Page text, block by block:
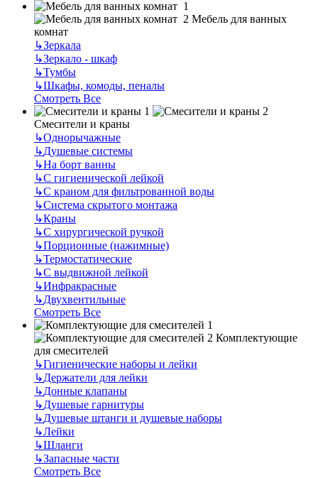
Мебель для ванных
комнат
↳Зеркала
↳Зеркало - шкаф
↳Тумбы
↳Шкафы, комоды, пеналы
Смотреть Все
Смесители и краны
↳Однорычажные
↳Душевые системы
↳На борт ванны
↳С гигиенической лейкой
↳С краном для фильтрованной воды
↳Система скрытого монтажа
↳Краны
↳С хирургической ручкой
↳Порционные (нажимные)
↳Термостатические
↳С выдвижной лейкой
↳Инфракрасные
↳Двухвентильные
Смотреть Все
Комплектующие
для смесителей
↳Гигиенические наборы и лейки
↳Держатели для лейки
↳Донные клапаны
↳Душевые гарнитуры
↳Душевые штанги и душевые наборы
↳Лейки
↳Шланги
↳Запасные части
Смотреть Все